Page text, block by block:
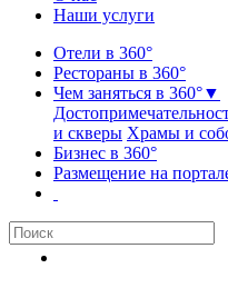
Наши услуги
Отели в 360°
Рестораны в 360°
Чем заняться в 360°▼
и скверы Храмы и
Бизнес в 360°
Размещение на